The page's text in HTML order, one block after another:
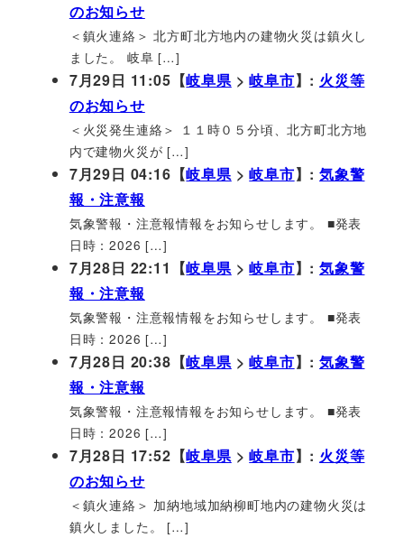
のお知らせ
＜鎮火連絡＞ 北方町北方地内の建物火災は鎮火し
ました。 岐阜 […]
7月29日 11:05【岐阜県>岐阜市】: 火災等
のお知らせ
＜火災発生連絡＞ １１時０５分頃、北方町北方地
内で建物火災が […]
7月29日 04:16【岐阜県>岐阜市】:気象警
報・注意報
気象警報・注意報情報をお知らせします。 ■発表
日時：2026 […]
7月28日 22:11【岐阜県>岐阜市】:気象警
報・注意報
気象警報・注意報情報をお知らせします。 ■発表
日時：2026 […]
7月28日 20:38【岐阜県>岐阜市】:気象警
報・注意報
気象警報・注意報情報をお知らせします。 ■発表
日時：2026 […]
7月28日 17:52【岐阜県>岐阜市】: 火災等
のお知らせ
＜鎮火連絡＞ 加納地域加納柳町地内の建物火災は
鎮火しました。 […]